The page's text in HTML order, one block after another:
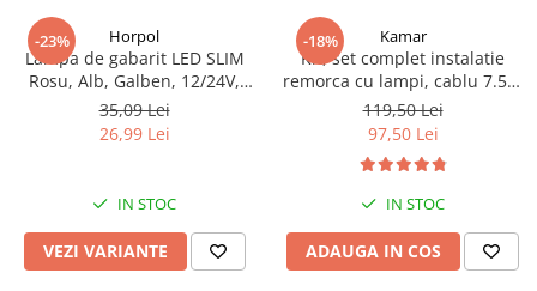
Volvo FH 4 Euro 6
Volvo Model FM
Lumini, Becuri, Proiectoare
Accesorii iluminare LED camioane
Bare LED (LED Bar) off-road, auto
Becuri auto
Becuri Halogen Auto
Becuri Led Auto
-23% Horpol
Lampa de gabarit LED SLIM
Rosu, Alb, Galben, 12/24V,
IP68, 7.75 x 1.85 x 1.09cm
35,09 Lei
26,99 Lei
IN STOC
VEZI VARIANTE
-18% Kamar
Kit, set complet instalatie
remorca cu lampi, cablu 7.5m
si stecher
119,50 Lei
97,50 Lei
IN STOC
ADAUGA IN COS